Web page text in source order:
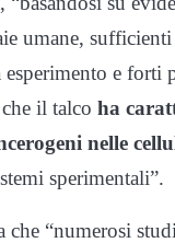
umane,
e forti
il talco ha
nelle
sperimentali”.
“numerosi